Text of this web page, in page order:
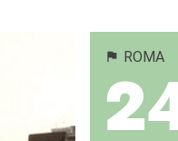
ROMA